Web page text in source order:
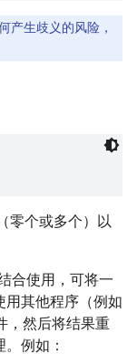
产生歧义的风险，
零个或多个）以
合使用，可将一
用其他程序（例如
，然后将结果重
例如：